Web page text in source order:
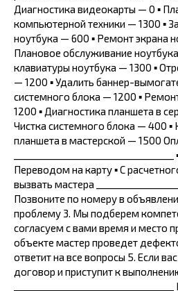
Диагностика видеокарты — 0 ▪
компьютерной техники — 1300 ▪
ноутбука — 600 ▪ Ремонт экрана
Плановое обслуживание
клавиатуры ноутбука — 1300 ▪
— 1200 ▪ Удалить баннер-
системного блока — 1200 ▪
1200 ▪ Диагностика планшета в
Чистка системного блока — 400
планшета в мастерской — 1500
Переводом на карту ▪ С
вызвать мастера
Позвоните по номеру в
проблему 3. Мы подберем
согласуем с вами время и место
объекте мастер проведет
ответит на все вопросы 5. Если
договор и приступит к